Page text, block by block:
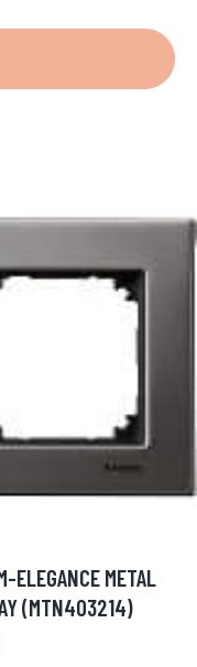
ELEGANCE METAL
(MTN403214)